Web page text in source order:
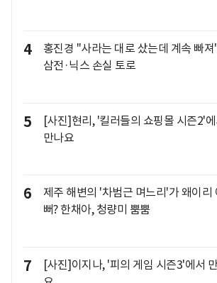
4
홍진경 "사라는 대로 샀는데 계속 빠
삼전·닉스 손실 토로
5
[사진]현리, '킬러들의 쇼핑몰 시즌2'에
만나요
6
제주 해변의 '차범근 며느리'가 왜이리
뻐? 한채아, 청량미 뿜뿜
7
[사진]이지나, '피의 게임 시즌3'에서